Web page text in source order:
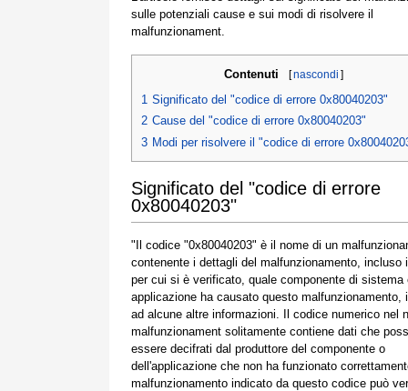
sulle potenziali cause e sui modi di risolvere il
malfunzionament.
Contenuti [nascondi ]
1 Significato del "codice di errore 0x80040203"
2 Cause del "codice di errore 0x80040203"
3 Modi per risolvere il "codice di errore
Significato del "codice di errore
0x80040203"
"Il codice "0x80040203" è il nome di un
contenente i dettagli del malfunzionamento, incluso
per cui si è verificato, quale componente di sistema
applicazione ha causato questo malfunzionamento,
ad alcune altre informazioni. Il codice numerico nel
malfunzionament solitamente contiene dati che
essere decifrati dal produttore del componente o
dell'applicazione che non ha funzionato
malfunzionamento indicato da questo codice può